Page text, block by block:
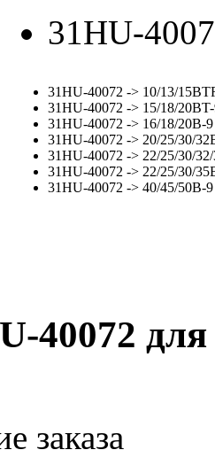
31HU-
31HU-40072 -> 10/13/
31HU-40072 -> 15/18/
31HU-40072 -> 16/18/20B-
31HU-40072 -> 20/25/30/
31HU-40072 -> 22/25/30/
31HU-40072 -> 22/25/30/
31HU-40072 -> 40/45/50B-
40072